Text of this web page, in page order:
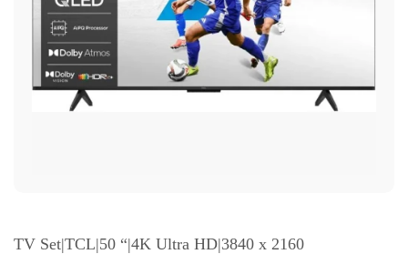
TV Set|TCL|50 “|4K Ultra HD|3840 x 2160